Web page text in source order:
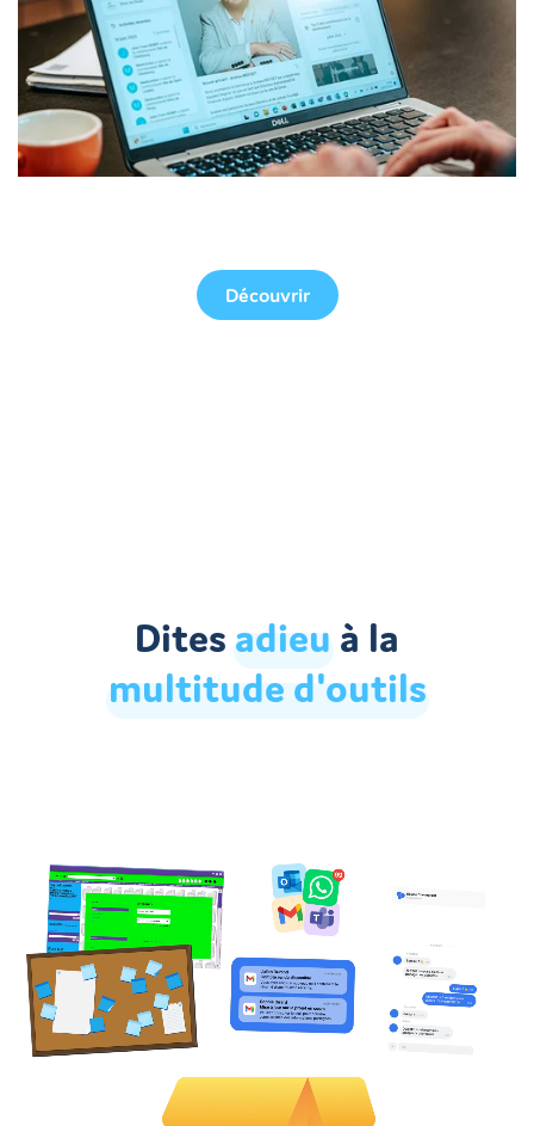
Découvrir
Dites adieu à la
multitude d'outils